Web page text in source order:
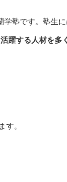
学塾です。塾生
躍する人材を多
す。